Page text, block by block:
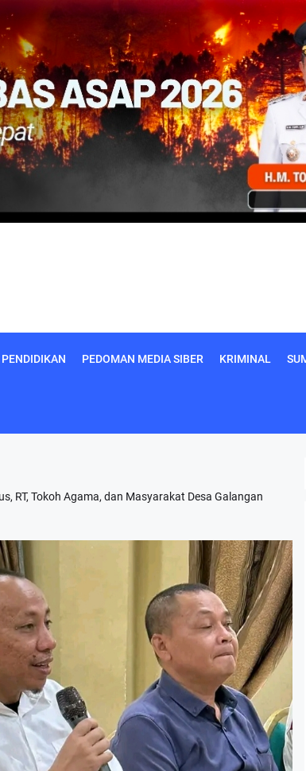
PENDIDIKAN PEDOMAN MEDIA SIBER KRIMINAL
RT, Tokoh Agama, dan Masyarakat Desa Galangan